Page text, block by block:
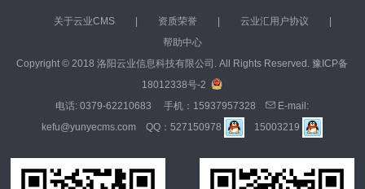
关于云业CMS | 资质荣誉 | 云业汇用户协议
|
帮助中心
Copyright © 2018 洛阳云业信息科技有限公司. All Rights Reserved. 豫ICP备
18012338号-2
电话:0379-62210683 手机： 15937957328
E-mail:
kefu@yunyecms.com
QQ：527150978 15003219